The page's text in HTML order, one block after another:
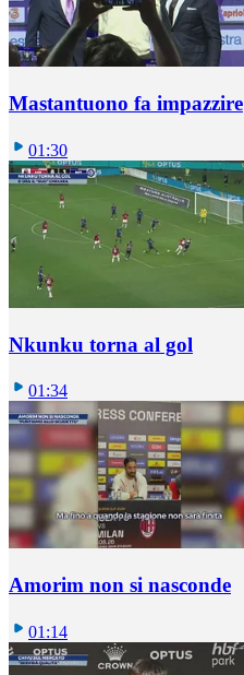
Mastantuono fa impazzire
01:30
Nkunku torna al gol
01:34
Amorim non si nasconde
01:14